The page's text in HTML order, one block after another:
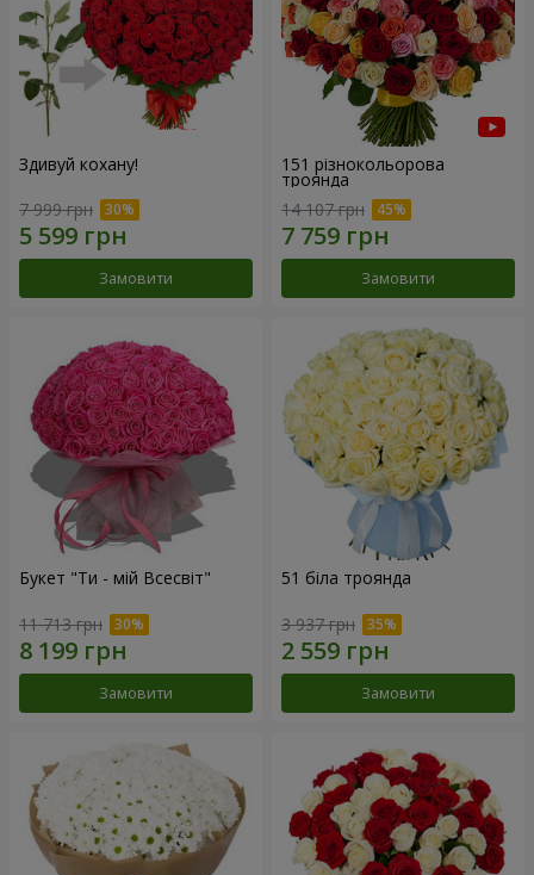
Здивуй кохану!
7 999 грн
Замовити
151 різнокольорова
троянда
14 107 грн
Замовити
Букет "Ти - мій Всесвіт"
11 713 грн
Замовити
51 біла троянда
3 937 грн
Замовити